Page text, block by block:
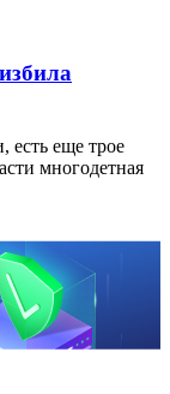
есть еще трое
многодетная